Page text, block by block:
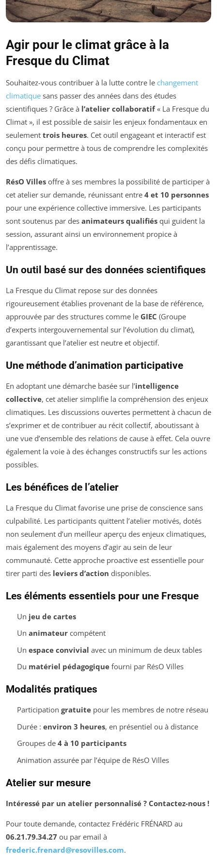
Agir pour le climat grâce à la
Fresque du Climat
Souhaitez-vous contribuer à la lutte contre le changement
climatique sans passer des années dans des études
scientifiques ? Grâce à l’atelier collaboratif« La Fresque du
Climat », il est possible de saisir les enjeux fondamentaux en
seulement trois heures. Cet outil engageant et interactif est
conçu pour permettre à tous de comprendre les complexités
des défis climatiques.
RésO Villes offre à ses membres la possibilité de participer à
cet atelier sur demande, réunissant entre 4 et 10 personnes
pour une expérience collective immersive. Les participants
sont soutenus par des animateurs qualifiés qui guident la
session, assurant ainsi un environnement propice à
l’apprentissage.
Un outil basé sur des données scientifiques
La Fresque du Climat repose sur des données
rigoureusement établies provenant de la base de référence,
approuvée par des structures comme le GIEC (Groupe
d’experts intergouvernemental sur l’évolution du climat),
garantissant que l’atelier est neutre et objectif.
Une méthode d’animation participative
En adoptant une démarche basée sur l’intelligence
collective, cet atelier simplifie la compréhension des enjeux
climatiques. Les discussions ouvertes permettent à chacun de
s’exprimer et de contribuer au récit collectif, aboutissant à
une vue d’ensemble des relations de cause à effet. Cela ouvre
également la voie à des échanges constructifs sur les actions
possibles.
Les bénéfices de l’atelier
La Fresque du Climat favorise une prise de conscience sans
culpabilité. Les participants quittent l’atelier motivés, dotés
non seulement d’un meilleur aperçu des enjeux climatiques,
mais également des moyens d’agir au sein de leur
communauté. Cette approche proactive est essentielle pour
tirer parti des leviers d’action disponibles.
Les éléments essentiels pour une Fresque
Un jeu de cartes
Un animateurcompétent
Un espace convivial avec un minimum de deux tables
Du matériel pédagogiquefourni par RésO Villes
Modalités pratiques
Participation gratuitepour les membres de notre réseau
Durée : environ 3 heures, en présentiel ou à distance
Groupes de 4 à 10 participants
Animation assurée par l’équipe de RésO Villes
Atelier sur mesure
Intéressé par un atelier personnalisé ? Contactez-nous !
Pour toute demande, contactez Frédéric FRÉNARD au
06.21.79.34.27 ou par email à
frederic.frenard@resovilles.com.